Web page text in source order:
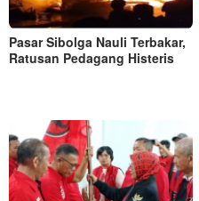
Pasar Sibolga Nauli Terbakar,
Ratusan Pedagang Histeris